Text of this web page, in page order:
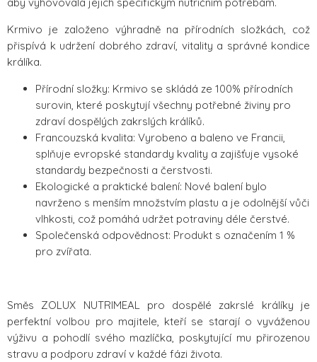
Krmivo je založeno výhradně na přírodních složkách, což
přispívá k udržení dobrého zdraví, vitality a správné kondice
králíka.
Přírodní složky: Krmivo se skládá ze 100% přírodních
surovin, které poskytují všechny potřebné živiny pro
zdraví dospělých zakrslých králíků.
Francouzská kvalita: Vyrobeno a baleno ve Francii,
splňuje evropské standardy kvality a zajišťuje vysoké
standardy bezpečnosti a čerstvosti.
Ekologické a praktické balení: Nové balení bylo
navrženo s menším množstvím plastu a je odolnější vůči
vlhkosti, což pomáhá udržet potraviny déle čerstvé.
Společenská odpovědnost: Produkt s označením 1 %
pro zvířata.
Směs ZOLUX NUTRIMEAL pro dospělé zakrslé králíky je
perfektní volbou pro majitele, kteří se starají o vyváženou
výživu a pohodlí svého mazlíčka, poskytující mu přirozenou
stravu a podporu zdraví v každé fázi života.